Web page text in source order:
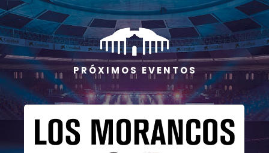
P R Ó X I M O S E V E N T O S